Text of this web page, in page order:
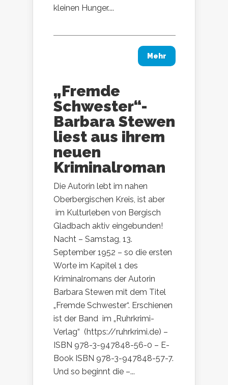
kleinen Hunger....
Mehr
„Fremde
Schwester“-
Barbara Stewen
liest aus ihrem
neuen
Kriminalroman
Die Autorin lebt im nahen
Oberbergischen Kreis, ist aber
im Kulturleben von Bergisch
Gladbach aktiv eingebunden!
Nacht – Samstag, 13.
September 1952 – so die ersten
Worte im Kapitel 1 des
Kriminalromans der Autorin
Barbara Stewen mit dem Titel
„Fremde Schwester“. Erschienen
ist der Band im „Ruhrkrimi-
Verlag“ (https://ruhrkrimi.de) –
ISBN 978-3-947848-56-0 – E-
Book ISBN 978-3-947848-57-7.
Und so beginnt die –...